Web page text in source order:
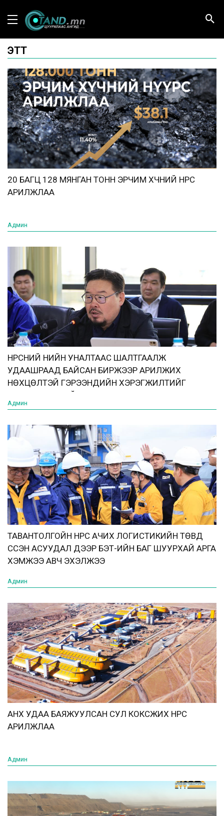
ЭТТ
20 БАГЦ 128 МЯНГАН ТОНН ЭРЧИМ ХҮЧНИЙ НҮҮРС
АРИЛЖЛАА
Админ
НҮҮРСНИЙ ҮНИЙН УНАЛТААС ШАЛТГААЛЖ
УДААШРААД БАЙСАН БИРЖЭЭР АРИЛЖИХ
НӨХЦӨЛТЭЙ ГЭРЭЭНҮҮДИЙН ХЭРЭГЖИЛТИЙГ
Админ
ТАВАНТОЛГОЙН НҮҮРС АЧИХ ЛОГИСТИКИЙН ТӨВД
ҮҮССЭН АСУУДАЛ ДЭЭР БЭТ-ИЙН БАГ ШУУРХАЙ АРГА
ХЭМЖЭЭ АВЧ ЭХЭЛЖЭЭ
Админ
АНХ УДАА БАЯЖУУЛСАН СУЛ КОКСЖИХ НҮҮРС
АРИЛЖЛАА
Админ